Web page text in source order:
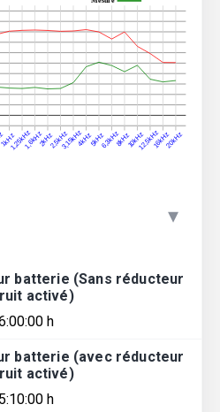
▾
batterie (Sans réducteur
activé)
h
batterie (avec réducteur
activé)
h